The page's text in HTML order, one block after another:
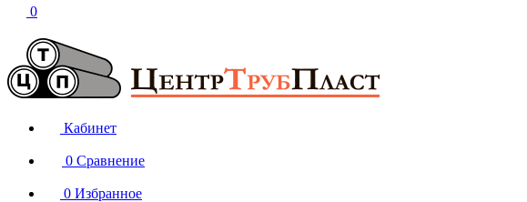
0
Кабинет
0 Сравнение
0 Избранное